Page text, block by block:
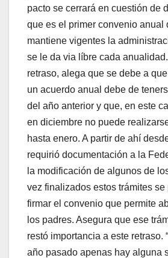
pacto se cerrará en cuestión de
que es el primer convenio anual
mantiene vigentes la
se le da via líbre cada
retraso, alega que se debe a
un acuerdo anual debe de
del año anterior y que, en este
en diciembre no puede
hasta enero. A partir de ahí
requirió documentación a la
la modificación de algunos de
vez finalizados estos trámites se
firmar el convenio que permite
los padres. Asegura que ese
restó importancia a este retraso.
año pasado apenas hay alguna